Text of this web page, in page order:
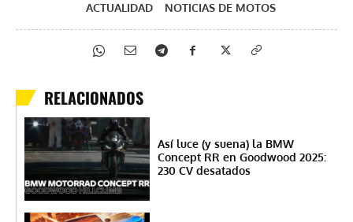
ACTUALIDAD NOTICIAS DE MOTOS
RELACIONADOS
Así luce (y suena) la BMW
Concept RR en Goodwood 2025:
230 CV desatados